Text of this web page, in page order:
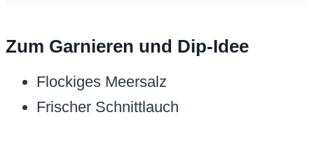
Zum Garnieren und Dip-Idee
Flockiges Meersalz
Frischer Schnittlauch